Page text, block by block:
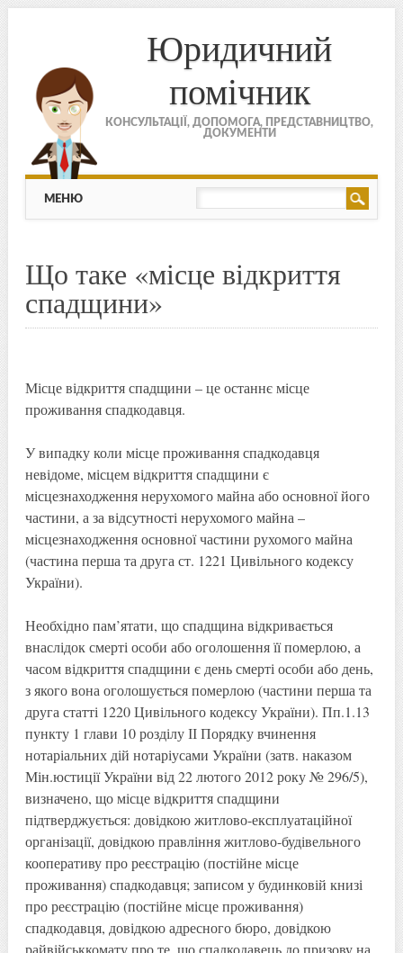
Юридичний
помічник
КОНСУЛЬТАЦІЇ, ДОПОМОГА, ПРЕДСТАВНИЦТВО,
ДОКУМЕНТИ
МЕНЮ
Skip to content
МЕНЮ
Що таке «місце відкриття
спадщини»
Місце відкриття спадщини – це останнє місце
проживання спадкодавця.
У випадку коли місце проживання спадкодавця
невідоме, місцем відкриття спадщини є
місцезнаходження нерухомого майна або основної його
частини, а за відсутності нерухомого майна –
місцезнаходження основної частини рухомого майна
(частина перша та друга ст. 1221 Цивільного кодексу
України).
Необхідно пам’ятати, що спадщина відкривається
внаслідок смерті особи або оголошення її померлою, а
часом відкриття спадщини є день смерті особи або день,
з якого вона оголошується померлою (частини перша та
друга статті 1220 Цивільного кодексу України). Пп.1.13
пункту 1 глави 10 розділу ІІ Порядку вчинення
нотаріальних дій нотаріусами України (затв. наказом
Мін.юстиції України від 22 лютого 2012 року № 296/5),
визначено, що місце відкриття спадщини
підтверджується: довідкою житлово-експлуатаційної
організації, довідкою правління житлово-будівельного
кооперативу про реєстрацію (постійне місце
проживання) спадкодавця; записом у будинковій книзі
про реєстрацію (постійне місце проживання)
спадкодавця, довідкою адресного бюро, довідкою
райвійськкомату про те, що спадкодавець до призову на